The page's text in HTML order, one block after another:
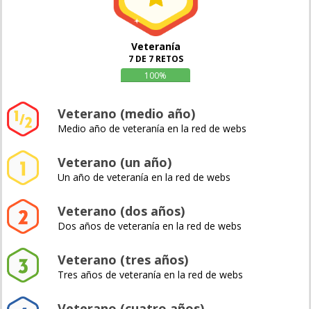
Veteranía
7 DE 7 RETOS
100%
Veterano (medio año)
Medio año de veteranía en la red de webs
Veterano (un año)
Un año de veteranía en la red de webs
Veterano (dos años)
Dos años de veteranía en la red de webs
Veterano (tres años)
Tres años de veteranía en la red de webs